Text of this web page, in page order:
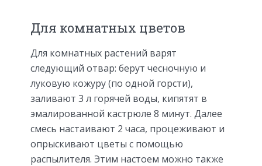
Для комнатных цветов
Для комнатных растений варят
следующий отвар: берут чесночную и
луковую кожуру (по одной горсти),
заливают 3 л горячей воды, кипятят в
эмалированной кастрюле 8 минут. Далее
смесь настаивают 2 часа, процеживают и
опрыскивают цветы с помощью
распылителя. Этим настоем можно также